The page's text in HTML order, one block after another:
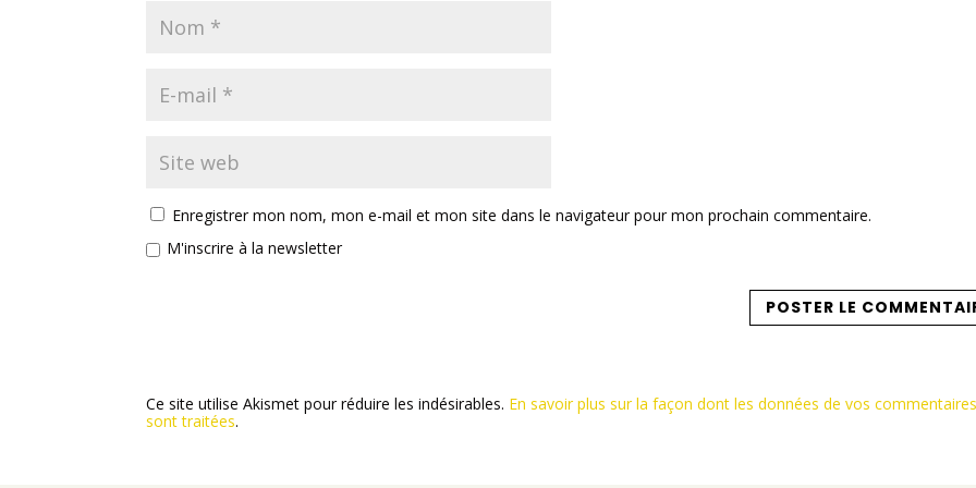
Enregistrer mon nom, mon e-mail et mon site dans le navigateur pour mon prochain commentaire.
M'inscrire à la newsletter
Ce site utilise Akismet pour réduire les indésirables. En savoir plus sur la façon dont les données de vos
sont traitées.